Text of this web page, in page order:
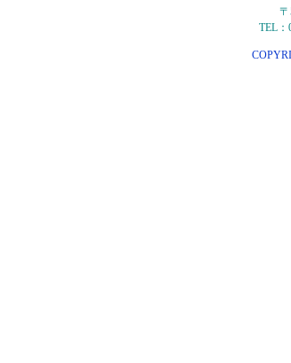
TEL